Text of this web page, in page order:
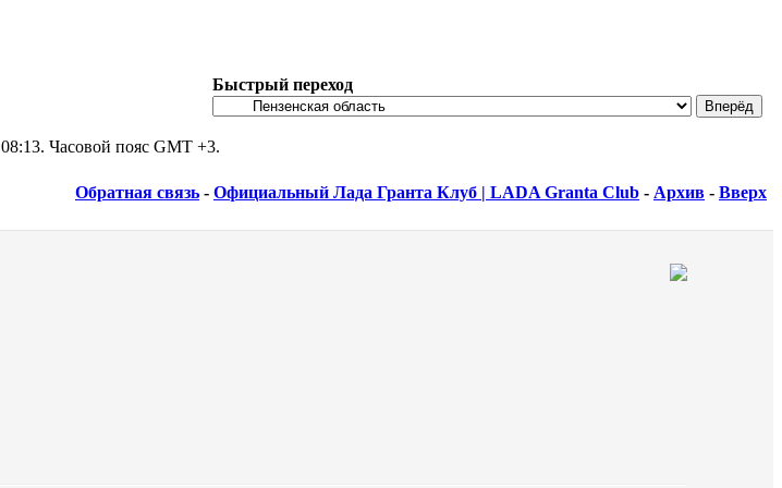
Быстрый переход
08:13. Часовой пояс GMT +3.
Обратная связь - Официальный Лада Гранта Клуб | LADA Granta Club - Архив - Вверх